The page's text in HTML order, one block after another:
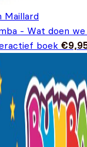
Maillard
- Wat doen we
boek €